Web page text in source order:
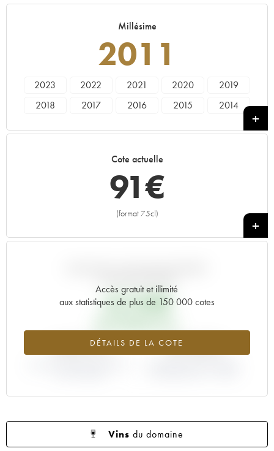
Millésime
2011
2023 2022 2021 2020
2019
2018
2017 2016 2015
2014
2001
1996
Cote actuelle
91€
(format 75cl)
+
Accès gratuit et illimité
aux statistiques de plus de 150 000 cotes
DÉTAILS DE LA COTE
63,84€
+42.51% -29.63%
Vins du domaine